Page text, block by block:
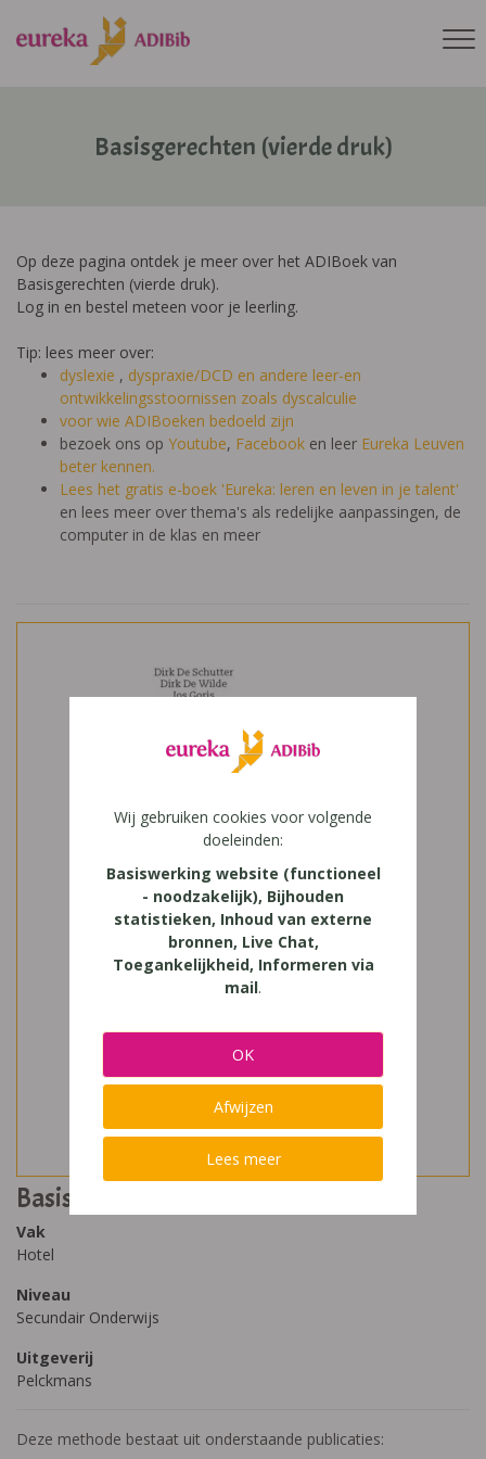
Basisgerechten (vierde druk)
Op deze pagina ontdek je meer over het ADIBoek van
Basisgerechten (vierde druk).
Log in en bestel meteen voor je leerling.
Tip: lees meer over:
dyslexie , dyspraxie/DCD en andere leer-en
ontwikkelingsstoornissen zoals dyscalculie
voor wie ADIBoeken bedoeld zijn
bezoek ons op Youtube, Facebook en leer Eureka Leuven
beter kennen.
Lees het gratis e-boek 'Eureka: leren en leven in je talent'
en lees meer over thema's als redelijke aanpassingen, de
computer in de klas en meer
Basisgerechten (vierde druk)
Vak
Hotel
Niveau
Secundair Onderwijs
Uitgeverij
Pelckmans
Deze methode bestaat uit onderstaande publicaties:
Wij gebruiken cookies voor volgende
doeleinden:
Basiswerking website (functioneel
- noodzakelijk), Bijhouden
statistieken, Inhoud van externe
bronnen, Live Chat,
Toegankelijkheid, Informeren via
mail.
OK
Afwijzen
Lees meer